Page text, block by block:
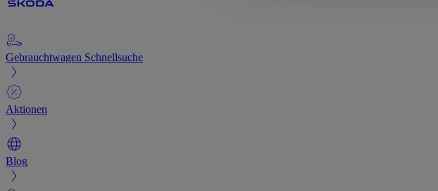
Gebrauchtwagen Schnellsuche
Aktionen
Blog